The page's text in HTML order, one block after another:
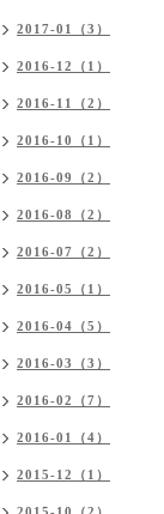
2017-01（3）
2016-12（1）
2016-11（2）
2016-10（1）
2016-09（2）
2016-08（2）
2016-07（2）
2016-05（1）
2016-04（5）
2016-03（3）
2016-02（7）
2016-01（4）
2015-12（1）